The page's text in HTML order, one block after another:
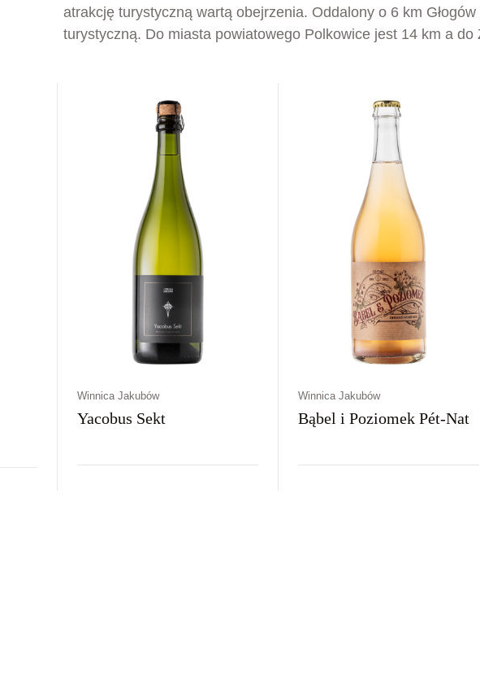
atrakcję turystyczną wartą obejrzenia. Oddalony o 6 km
turystyczną. Do miasta powiatowego Polkowice jest 14 km a do
Winnica Jakubów
Yacobus Sekt
Winnica Jakubów
Bąbel i Poziomek Pét-Nat